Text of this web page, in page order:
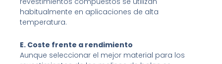
habitualmente en aplicaciones de alta
temperatura.
E. Coste frente a rendimiento
Aunque seleccionar el mejor material para los